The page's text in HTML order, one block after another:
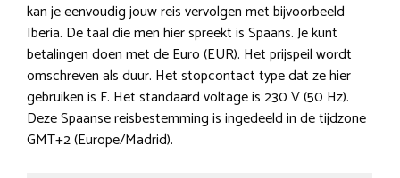
kan je eenvoudig jouw reis vervolgen met bijvoorbeeld
Iberia. De taal die men hier spreekt is Spaans. Je kunt
betalingen doen met de Euro (EUR). Het prijspeil wordt
omschreven als duur. Het stopcontact type dat ze hier
gebruiken is F. Het standaard voltage is 230 V (50 Hz).
Deze Spaanse reisbestemming is ingedeeld in de tijdzone
GMT+2 (Europe/Madrid).